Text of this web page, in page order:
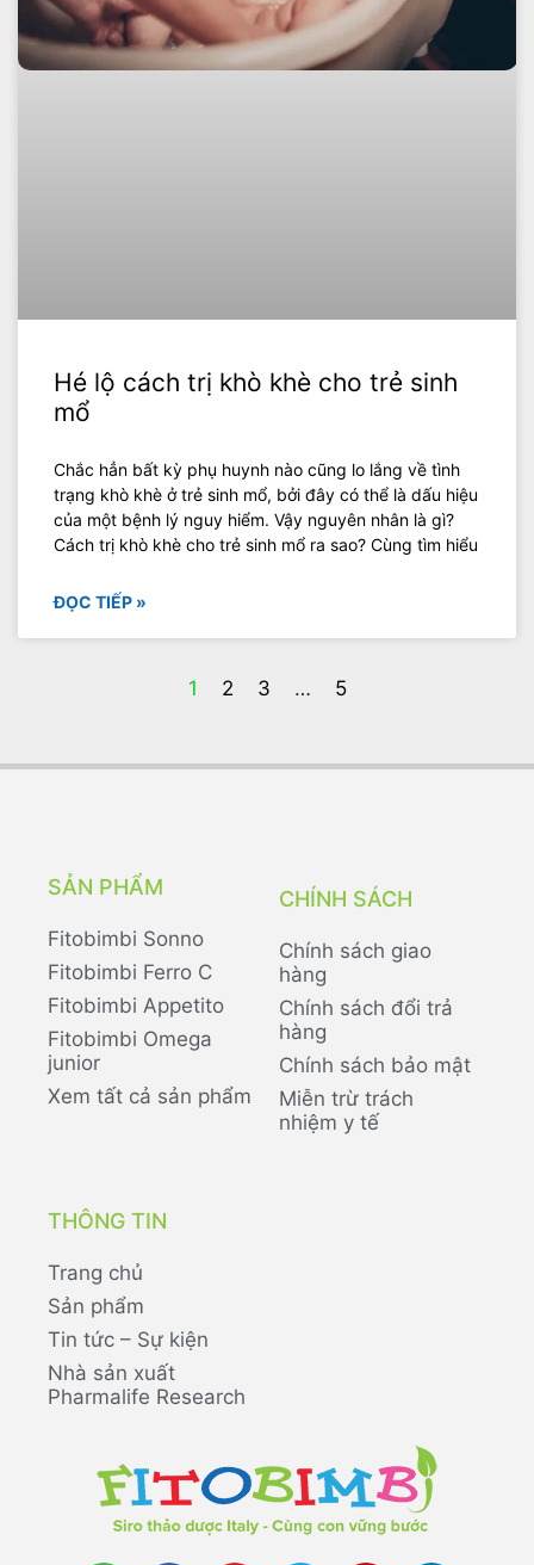
Hé lộ cách trị khò khè cho trẻ sinh
mổ
Chắc hẳn bất kỳ phụ huynh nào cũng lo lắng về tình
trạng khò khè ở trẻ sinh mổ, bởi đây có thể là dấu hiệu
của một bệnh lý nguy hiểm. Vậy nguyên nhân là gì?
Cách trị khò khè cho trẻ sinh mổ ra sao? Cùng tìm hiểu
ĐỌC TIẾP »
1 2 3 … 5
SẢN PHẨM
Fitobimbi Sonno
Fitobimbi Ferro C
Fitobimbi Appetito
Fitobimbi Omega
junior
Xem tất cả sản phẩm
CHÍNH SÁCH
Chính sách giao
hàng
Chính sách đổi trả
hàng
Chính sách bảo mật
Miễn trừ trách
nhiệm y tế
THÔNG TIN
Trang chủ
Sản phẩm
Tin tức – Sự kiện
Nhà sản xuất
Pharmalife Research